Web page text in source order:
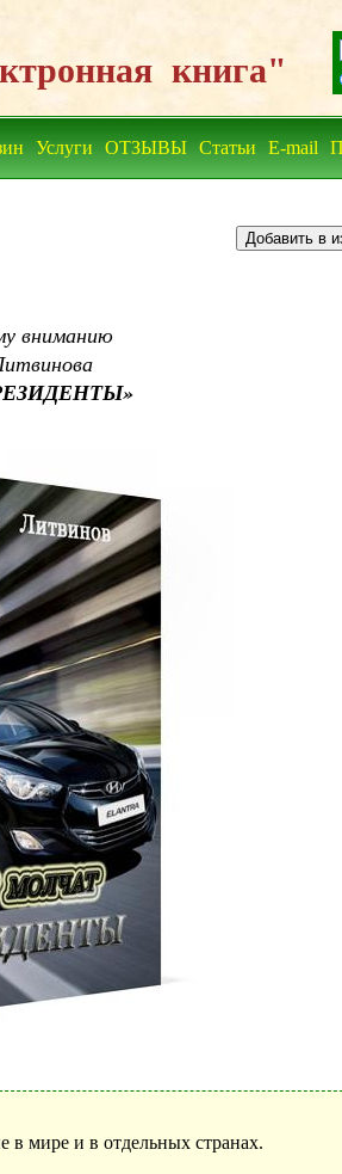
книга"
Услуги ОТЗЫВЫ Статьи E-mail
Добавить в
вниманию
в мире и в отдельных странах.